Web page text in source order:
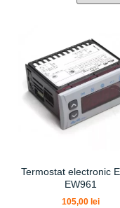
Termostat electronic
EW961
105,00 lei